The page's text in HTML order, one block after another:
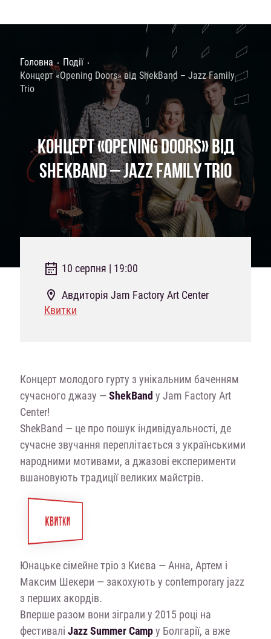
Головна
Події
Концерт «Opening Doors» від ShekBand – Jazz Family
Trio
КОНЦЕРТ «OPENING DOORS» ВІД
SHEKBAND – JAZZ FAMILY TRIO
10 серпня | 19:00
Авдиторія Jam Factory Art Center
Квитки
Концерт молодого гурту з унікальним баченням
сучасного джазу —ShekBand у Jam Factory Art
Center!
ShekBand — це про пошук індивідуальності, де
сучасне звучання переплітається з українськими
народними мотивами, а джазові експерименти
вшановують традиції великих майстрів.
КВИТКИ
Юнацьке сімейне тріо з Києва — Анна, Артем і
Максим Шекери — закохують у contemporary jazz
з перших акордів.
Вперше разом вони зіграли у 2015 році на
фестивалі Jazz Summer Campу Болгарії, а вже